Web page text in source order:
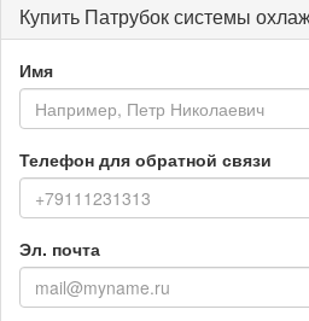
Купить Патрубок системы
Имя
Телефон для обратной связи
Эл. почта